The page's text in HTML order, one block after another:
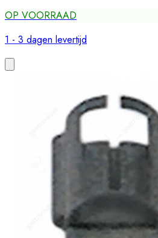
OP VOORRAAD
1 - 3 dagen levertijd